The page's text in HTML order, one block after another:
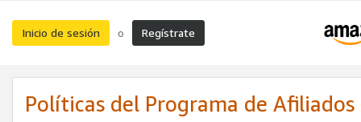
Inicio de sesión o Regístrate
Políticas del Programa de Afiliados